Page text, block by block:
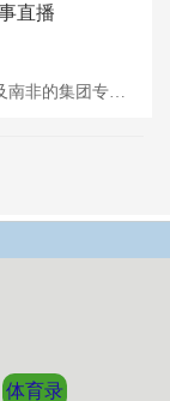
直播
体育录